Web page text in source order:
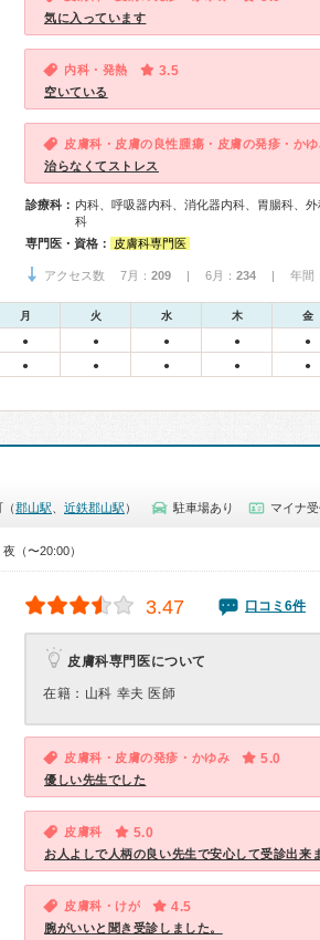
気に入っています
内科・発熱 3.5
空いている
皮膚科・皮膚の良性腫瘍・皮膚の発疹・か
治らなくてストレス
診療科： 内科、呼吸器内科、消化器内科、胃腸科、
科
専門医・資格：
皮膚科専門医
アクセス数 7月： 209 | 6月： 234 | 年間：
月 火 水 木 金
● ● ● ● ●
● ● ● ● ●
郡山駅 近鉄郡山駅 ） 駐車場あり マイナ
夜（〜20:00）
3.47 口コミ6件
皮膚科専門医について
在籍：山科 幸夫 医師
皮膚科・皮膚の発疹・かゆみ 5.0
優しい先生でした
皮膚科 5.0
お人よしで人柄の良い先生で安心して受診出来
皮膚科・けが 4.5
腕がいいと聞き受診しました。